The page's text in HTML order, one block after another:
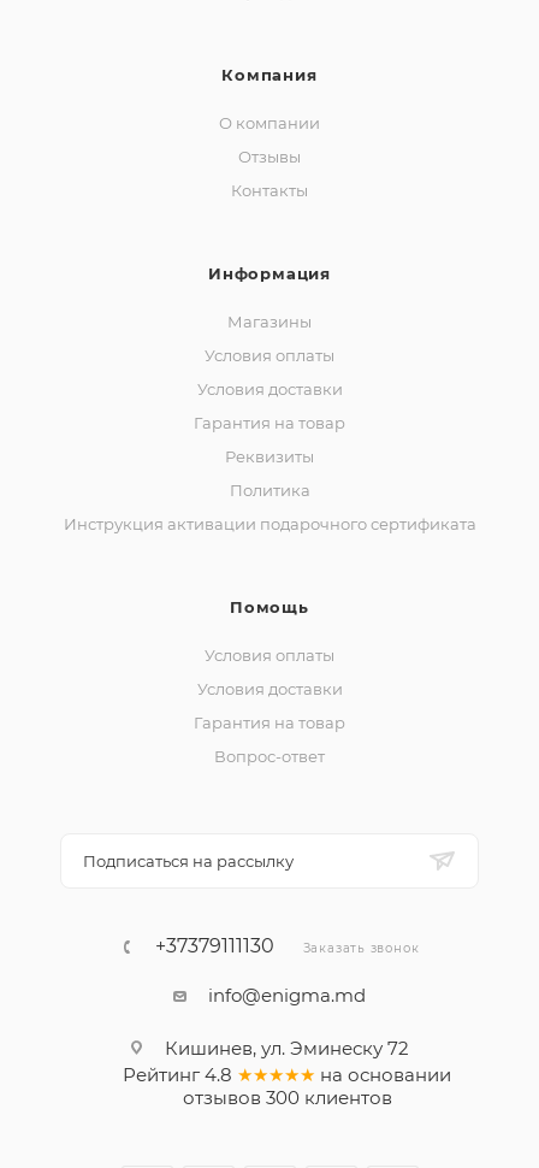
Компания
О компании
Отзывы
Контакты
Информация
Магазины
Условия оплаты
Условия доставки
Гарантия на товар
Реквизиты
Политика
Инструкция активации подарочного сертификата
Помощь
Условия оплаты
Условия доставки
Гарантия на товар
Вопрос-ответ
Подписаться на рассылку
+37379111130 Заказать звонок
info@enigma.md
Кишинев, ул. Эминеску 72
Рейтинг 4.8 ★★★★★ на основании
отзывов 300клиентов